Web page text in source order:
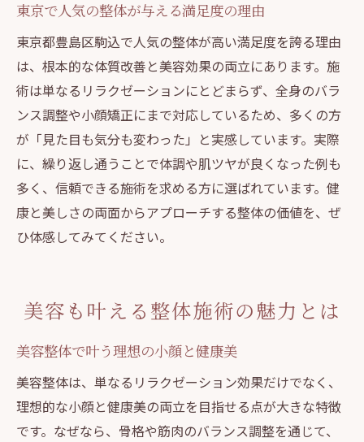
東京で人気の整体が与える満足度の理由
東京都豊島区駒込で人気の整体が高い満足度を誇る理由
は、根本的な体質改善と美容効果の両立にあります。施
術は単なるリラクゼーションにとどまらず、全身のバラ
ンス調整や小顔矯正にまで対応しているため、多くの方
が「見た目も気分も変わった」と実感しています。実際
に、繰り返し通うことで体調や肌ツヤが良くなった例も
多く、信頼できる施術を求める方に選ばれています。健
康と美しさの両面からアプローチする整体の価値を、ぜ
ひ体感してみてください。
美容も叶える整体施術の魅力とは
美容整体で叶う理想の小顔と健康美
美容整体は、単なるリラクゼーション効果だけでなく、
理想的な小顔と健康美の両立を目指せる点が大きな特徴
です。なぜなら、骨格や筋肉のバランス調整を通じて、